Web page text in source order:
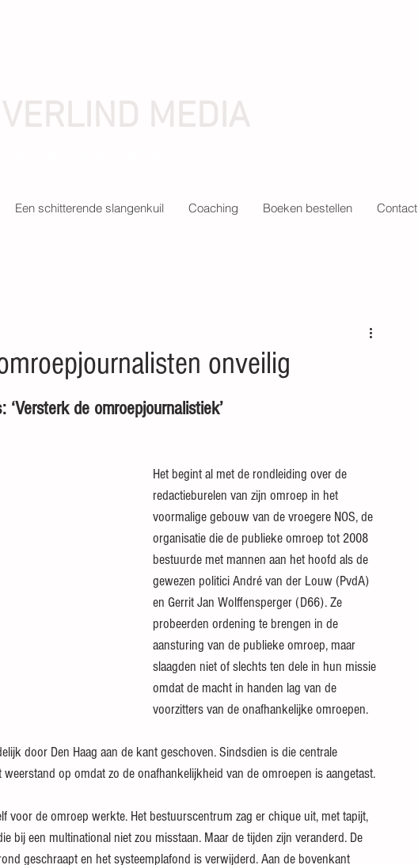
Een schitterende slangenkuil Coaching Boeken bestellen Contact
onveilig
‘Versterk de omroepjournalistiek’
Het begint al met de rondleiding over de
redactieburelen van zijn omroep in het
voormalige gebouw van de vroegere NOS, de
organisatie die de publieke omroep tot 2008
bestuurde met mannen aan het hoofd als de
gewezen politici André van der Louw (PvdA)
en Gerrit Jan Wolffensperger (D66). Ze
probeerden ordening te brengen in de
aansturing van de publieke omroep, maar
slaagden niet of slechts ten dele in hun missie
omdat de macht in handen lag van de
voorzitters van de onafhankelijke omroepen.
door Den Haag aan de kant geschoven. Sindsdien is die centrale
op omdat zo de onafhankelijkheid van de omroepen is aangetast.
voor de omroep werkte. Het bestuurscentrum zag er chique uit, met tapijt,
bij een multinational niet zou misstaan. Maar de tijden zijn veranderd. De
geschraapt en het systeemplafond is verwijderd. Aan de bovenkant